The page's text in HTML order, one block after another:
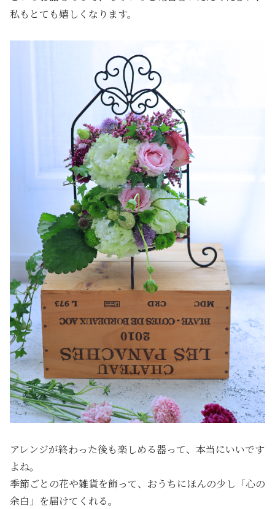
私もとても嬉しくなります。
アレンジが終わった後も楽しめる器って、本当にいいです
よね。
季節ごとの花や雑貨を飾って、おうちにほんの少し「心の
余白」を届けてくれる。